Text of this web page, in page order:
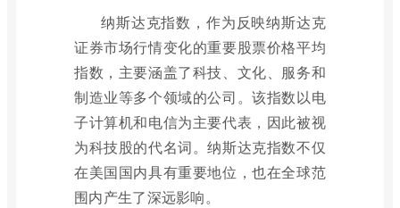
纳斯达克指数，作为反映纳斯达克
证券市场行情变化的重要股票价格平均
指数，主要涵盖了科技、文化、服务和
制造业等多个领域的公司。该指数以电
子计算机和电信为主要代表，因此被视
为科技股的代名词。纳斯达克指数不仅
在美国国内具有重要地位，也在全球范
围内产生了深远影响。